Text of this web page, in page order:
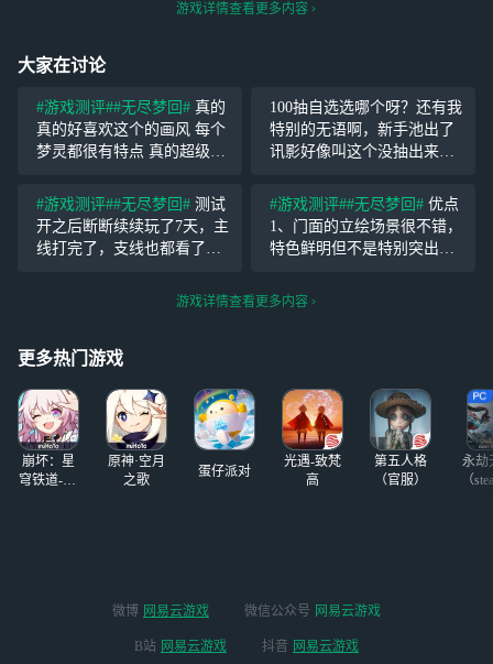
游戏详情查看更多内容
大家在讨论
#游戏测评##无尽梦回# 真的
真的好喜欢这个的画风 每个
梦灵都很有特点 真的超级喜
错 但是希望可以改改索敌机
制 以及本游戏好像没有奶妈
（？） 虽然有时候会被晃花
100抽自选选哪个呀？还有我
特别的无语啊，新手池出了
讯影好像叫这个没抽出来之
它。。。
#游戏测评##无尽梦回# 测试
开之后断断续续玩了7天，主
线打完了，支线也都看了，
没有主线认真。 作为一个玩
觉得还不错吧，一些玩梗的
#游戏测评##无尽梦回# 优点
1、门面的立绘场景很不错，
特色鲜明但不是特别突出，
动探索收集，游戏中的打击
游戏详情查看更多内容
更多热门游戏
崩坏：星
穹铁道-4.4
原神·空月
之歌
蛋仔派对
光遇-致梵
高
第五人格
（官服）
永劫
（
微博 网易云游戏 微信公众号 网易云游戏
B站 网易云游戏 抖音 网易云游戏